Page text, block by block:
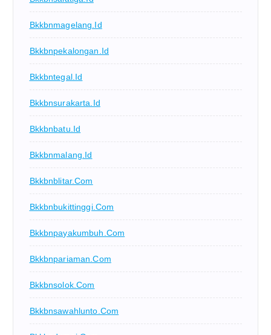
Bkkbnmagelang.id
Bkkbnpekalongan.id
Bkkbntegal.id
Bkkbnsurakarta.id
Bkkbnbatu.id
Bkkbnmalang.id
Bkkbnblitar.com
Bkkbnbukittinggi.com
Bkkbnpayakumbuh.com
Bkkbnpariaman.com
Bkkbnsolok.com
Bkkbnsawahlunto.com